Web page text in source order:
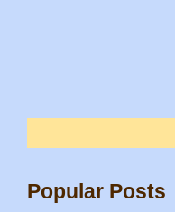
Popular Posts